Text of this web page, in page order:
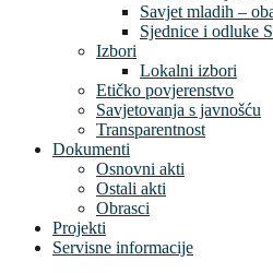
Savjet mladih –
Sjednice i odluke
Izbori
Lokalni izbori
Etičko povjerenstvo
Savjetovanja s javnošću
Transparentnost
Dokumenti
Osnovni akti
Ostali akti
Obrasci
Projekti
Servisne informacije